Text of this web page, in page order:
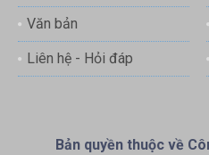
Văn bản
Liên hệ - Hỏi đáp
Bản quyền thuộc về